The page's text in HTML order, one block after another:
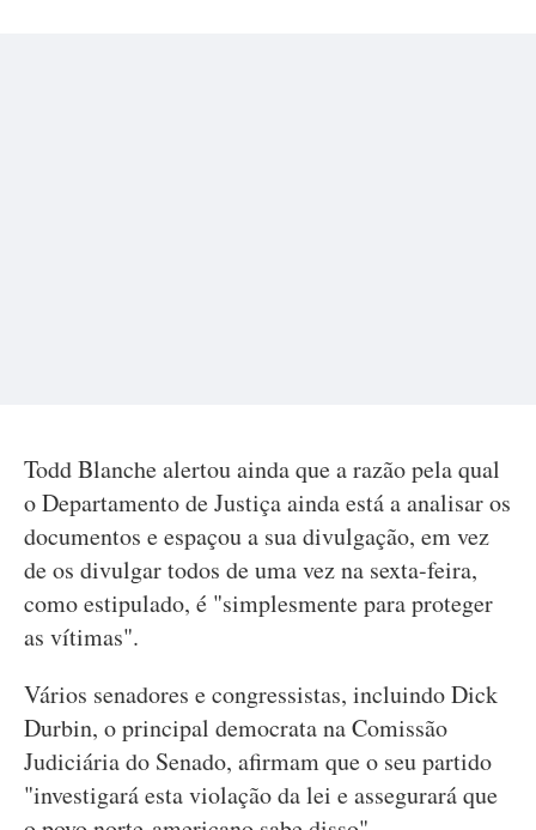
Todd Blanche alertou ainda que a razão pela qual
o Departamento de Justiça ainda está a analisar os
documentos e espaçou a sua divulgação, em vez
de os divulgar todos de uma vez na sexta-feira,
como estipulado, é "simplesmente para proteger
as vítimas".
Vários senadores e congressistas, incluindo Dick
Durbin, o principal democrata na Comissão
Judiciária do Senado, afirmam que o seu partido
"investigará esta violação da lei e assegurará que